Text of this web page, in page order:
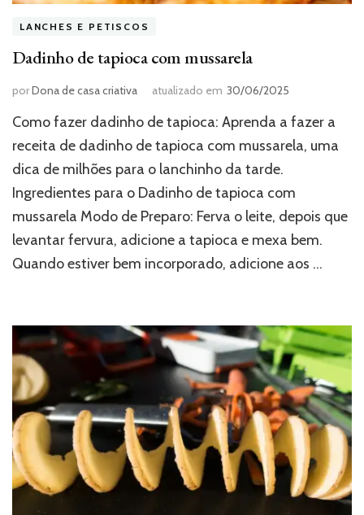
LANCHES E PETISCOS
Dadinho de tapioca com mussarela
porDona de casa criativa atualizado em 30/06/2025
Como fazer dadinho de tapioca: Aprenda a fazer a
receita de dadinho de tapioca com mussarela, uma
dica de milhões para o lanchinho da tarde.
Ingredientes para o Dadinho de tapioca com
mussarela Modo de Preparo: Ferva o leite, depois que
levantar fervura, adicione a tapioca e mexa bem.
Quando estiver bem incorporado, adicione aos …